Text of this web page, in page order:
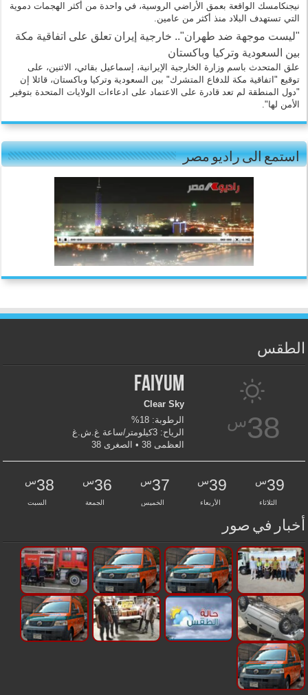
نيجنكامسك الواقعة بعمق الأراضي الروسية، في واحدة من أكثر الهجمات دموية
التي تستهدف البلاد منذ أكثر من عامين.
"ليست موجهة ضد طهران".. خارجية إيران تعلق على اتفاقية مكة
بين السعودية وتركيا وباكستان
علق المتحدث باسم وزارة الخارجية الإيرانية، إسماعيل بقائي، الاثنين، على
توقيع "اتفاقية مكة للدفاع المتشرك" بين السعودية وتركيا وباكستان، قائلا إن
"دول المنطقة لم تعد قادرة على الاعتماد على ادعاءات الولايات المتحدة بتوفير
الأمن لها".
استمع الى راديو مصر
الطقس
38س
Faiyum
Clear Sky
الرطوبة: 18%
الرياح: 3كيلومتر/ساعة غ.ش.غ
العظمى 38 • الصغرى 38
39س
الثلاثاء
39س
الأربعاء
37س
الخميس
36س
الجمعة
38س
السبت
أخبار في صور